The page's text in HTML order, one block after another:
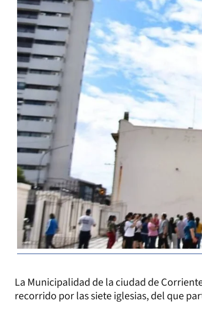
La Municipalidad de la ciudad de
recorrido por las siete iglesias, del que